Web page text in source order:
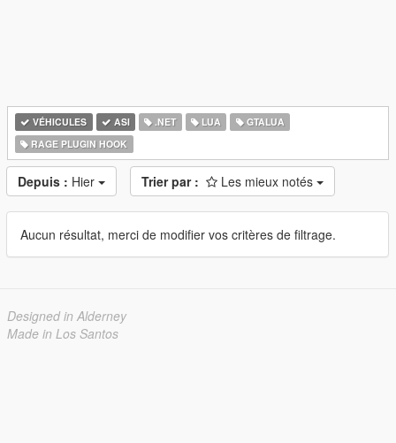
VÉHICULES ASI .NET LUA
GTALUA
RAGE PLUGIN HOOK
Depuis : Hier Trier par : Les mieux notés
Aucun résultat, merci de modifier vos critères de filtrage.
Designed in Alderney
Made in Los Santos